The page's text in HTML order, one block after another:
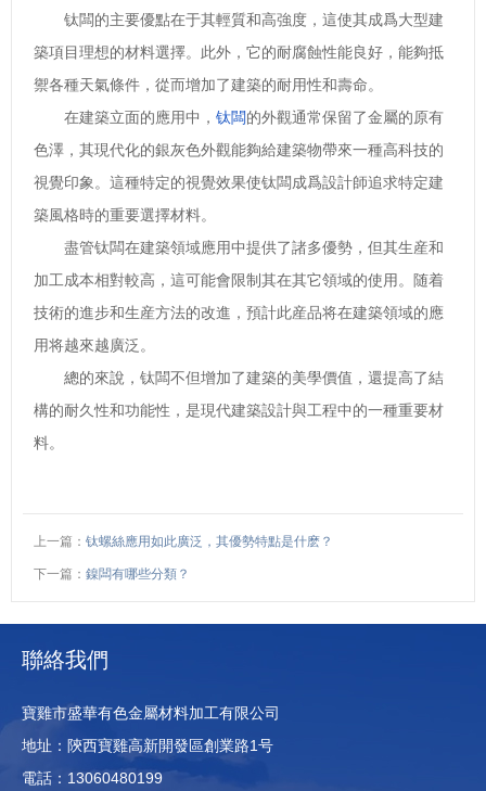
钛闆的主要優點在于其輕質和高強度，這使其成爲大型建
築項目理想的材料選擇。此外，它的耐腐蝕性能良好，能夠抵
禦各種天氣條件，從而增加了建築的耐用性和壽命。
在建築立面的應用中， 钛闆的外觀通常保留了金屬的原有
色澤，其現代化的銀灰色外觀能夠給建築物帶來一種高科技的
視覺印象。這種特定的視覺效果使钛闆成爲設計師追求特定建
築風格時的重要選擇材料。
盡管钛闆在建築領域應用中提供了諸多優勢，但其生産和
加工成本相對較高，這可能會限制其在其它領域的使用。随着
技術的進步和生産方法的改進，預計此産品将在建築領域的應
用将越來越廣泛。
總的來說，钛闆不但增加了建築的美學價值，還提高了結
構的耐久性和功能性，是現代建築設計與工程中的一種重要材
料。
上一篇： 钛螺絲應用如此廣泛，其優勢特點是什麽？
下一篇： 鎳闆有哪些分類？
聯絡我們
寶雞市盛華有色金屬材料加工有限公司
地址：陝西寶雞高新開發區創業路1号
電話：13060480199